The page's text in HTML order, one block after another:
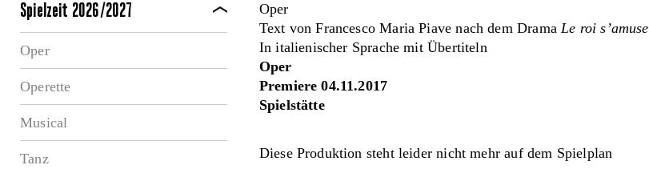
Spielzeit 2026/2027
Oper
Operette
Musical
Tanz
Oper
Text von Francesco Maria Piave nach dem DramaLe roi s’amuse
In italienischer Sprache mit Übertiteln
Oper
Premiere 04.11.2017
Spielstätte
Diese Produktion steht leider nicht mehr auf dem Spielplan